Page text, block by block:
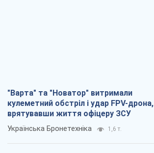
"Варта" та "Новатор" витримали
кулеметний обстріл і удар FPV-дрона,
врятувавши життя офіцеру ЗСУ
Українська Бронетехніка 1,6 т.